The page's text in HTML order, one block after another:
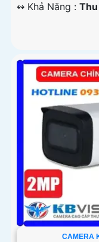
️↭ Khả Năng : Thu
CAMERA